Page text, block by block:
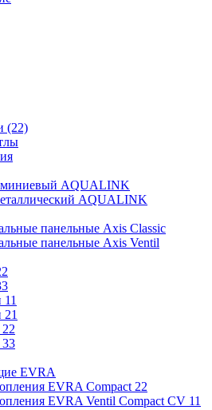
(22)
AQUALINK
AQUALINK
панельные Axis Classic
панельные Axis Ventil
EVRA
EVRA Compact 22
EVRA Ventil Compact CV 11